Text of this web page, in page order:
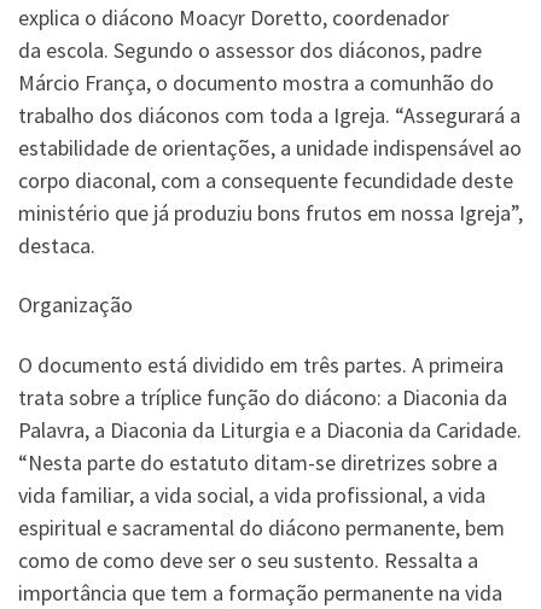
explica o diácono Moacyr Doretto, coordenador
da escola. Segundo o assessor dos diáconos, padre
Márcio França, o documento mostra a comunhão do
trabalho dos diáconos com toda a Igreja. “Assegurará a
estabilidade de orientações, a unidade indispensável ao
corpo diaconal, com a consequente fecundidade deste
ministério que já produziu bons frutos em nossa Igreja”,
destaca.
Organização
O documento está dividido em três partes. A primeira
trata sobre a tríplice função do diácono: a Diaconia da
Palavra, a Diaconia da Liturgia e a Diaconia da Caridade.
“Nesta parte do estatuto ditam-se diretrizes sobre a
vida familiar, a vida social, a vida profissional, a vida
espiritual e sacramental do diácono permanente, bem
como de como deve ser o seu sustento. Ressalta a
importância que tem a formação permanente na vida